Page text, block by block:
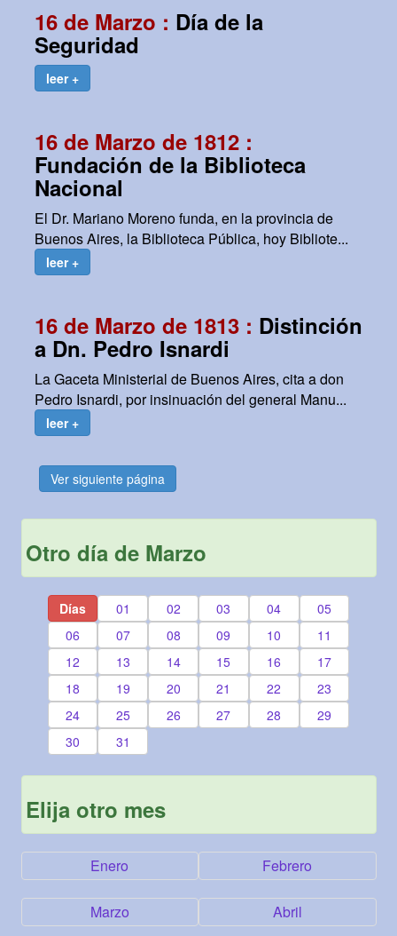
16 de Marzo : Día de la
Seguridad
leer +
16 de Marzo de 1812 :
Fundación de la Biblioteca
Nacional
El Dr. Mariano Moreno funda, en la provincia de
Buenos Aires, la Biblioteca Pública, hoy Bibliote...
leer +
16 de Marzo de 1813 : Distinción
a Dn. Pedro Isnardi
La Gaceta Ministerial de Buenos Aires, cita a don
Pedro Isnardi, por insinuación del general Manu...
leer +
Ver siguiente página
Otro día de Marzo
Días 01 02 03 04
05
06
07 08 09 10
11
12
13 14 15 16
17
18
19 20 21 22
23
24
25 26 27 28
29
30
31
Elija otro mes
Enero Febrero
Marzo Abril